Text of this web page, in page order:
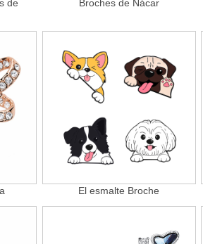
de
Broches de Nácar
El esmalte Broche